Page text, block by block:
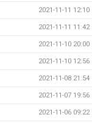
2021-11-11 12:10
2021-11-11 11:42
2021-11-10 20:00
2021-11-10 12:56
2021-11-08 21:54
2021-11-07 19:56
2021-11-06 09:22